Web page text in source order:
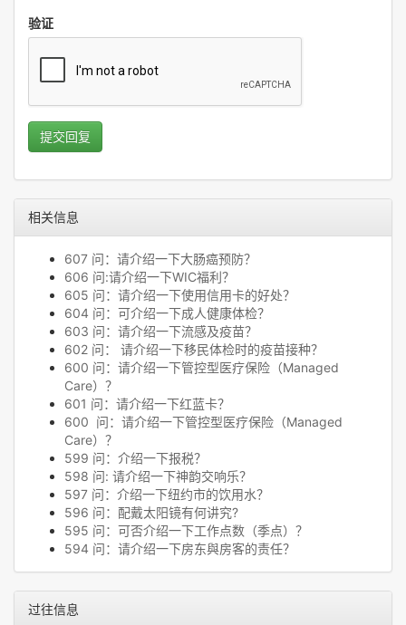
验证
提交回复
相关信息
607 问：请介绍一下大肠癌预防？
606 问:请介绍一下WIC福利？
605 问：请介绍一下使用信用卡的好处？
604 问：可介绍一下成人健康体检？
603 问：请介绍一下流感及疫苗？
602 问： 请介绍一下移民体检时的疫苗接种？
600 问：请介绍一下管控型医疗保险（Managed
Care）？
601 问：请介绍一下红蓝卡？
600 问：请介绍一下管控型医疗保险（Managed
Care）？
599 问：介绍一下报税？
598 问: 请介绍一下神韵交响乐？
597 问：介绍一下纽约市的饮用水？
596 问：配戴太阳镜有何讲究?
595 问：可否介绍一下工作点数（季点）？
594 问：请介绍一下房东與房客的责任？
过往信息